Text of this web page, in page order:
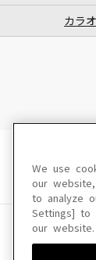
カラ
We use
our
to analyze
Settings] to
our website.